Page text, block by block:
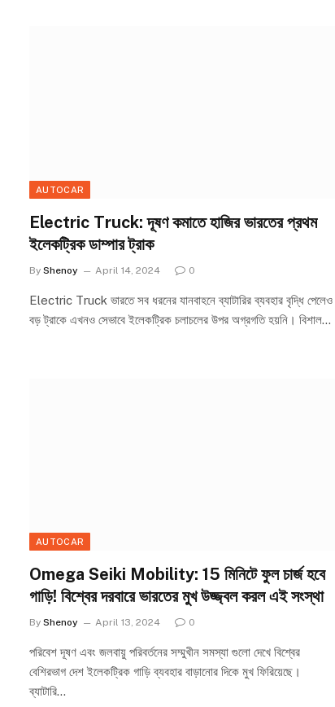
AUTOCAR
Electric Truck: দূষণ কমাতে হাজির ভারতের প্রথম
ইলেকট্রিক ডাম্পার ট্রাক
By Shenoy April 14, 2024 0
Electric Truck ভারতে সব ধরনের যানবাহনে ব্যাটারির ব্যবহার বৃদ্ধি পেলেও
বড় ট্রাকে এখনও সেভাবে ইলেকট্রিক চলাচলের উপর অগ্রগতি হয়নি। বিশাল…
AUTOCAR
Omega Seiki Mobility: 15 মিনিটে ফুল চার্জ হবে
গাড়ি! বিশ্বের দরবারে ভারতের মুখ উজ্জ্বল করল এই সংস্থা
By Shenoy April 13, 2024 0
পরিবেশ দূষণ এবং জলবায়ু পরিবর্তনের সম্মুখীন সমস্যা গুলো দেখে বিশ্বের
বেশিরভাগ দেশ ইলেকট্রিক গাড়ি ব্যবহার বাড়ানোর দিকে মুখ ফিরিয়েছে।
ব্যাটারি…